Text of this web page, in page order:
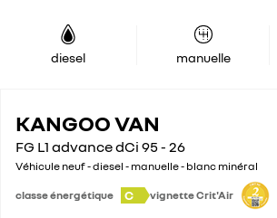
diesel manuelle
KANGOO VAN
FG L1 advance dCi 95 - 26
Véhicule neuf - diesel - manuelle - blanc minéral
classe énergétique C vignette Crit'Air